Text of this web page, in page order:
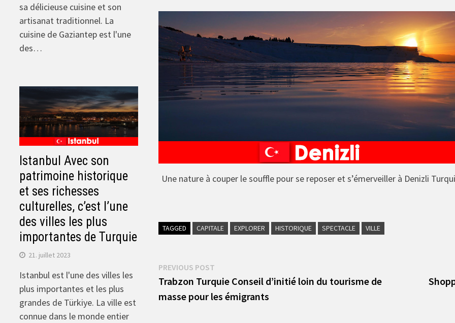
Une nature à couper le souffle pour se reposer et s’émerveiller à Denizli
TAGGED CAPITALE EXPLORER HISTORIQUE SPECTACLE VILLE
Navigation
de
l’article
PREVIOUS POSTPrevious
post:
Trabzon Turquie Conseil d’initié loin du tourisme de
masse pour les émigrants
sa délicieuse cuisine et son
artisanat traditionnel. La
cuisine de Gaziantep est l'une
des…
Istanbul Avec son
patrimoine historique
et ses richesses
culturelles, c’est l’une
des villes les plus
importantes de Turquie
21. juillet 2023
Istanbul est l'une des villes les
plus importantes et les plus
grandes de Türkiye. La ville est
connue dans le monde entier